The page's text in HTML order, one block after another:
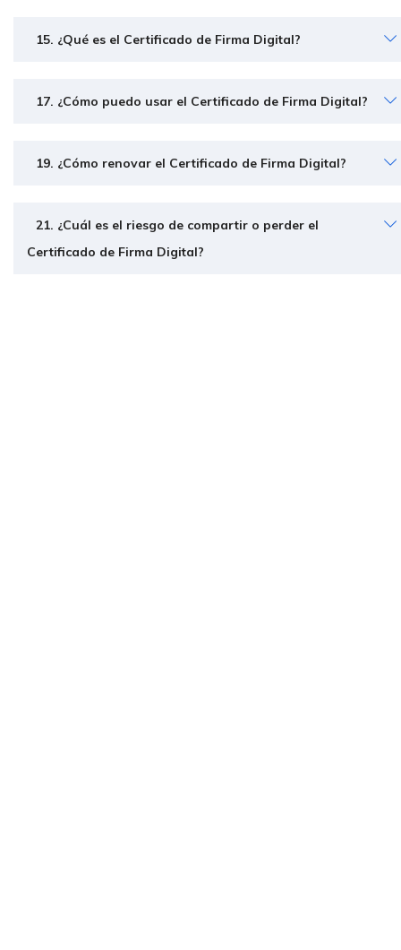
15. ¿Qué es el Certificado de Firma Digital?
17. ¿Cómo puedo usar el Certificado de Firma Digital?
19. ¿Cómo renovar el Certificado de Firma Digital?
21. ¿Cuál es el riesgo de compartir o perder el
Certificado de Firma Digital?